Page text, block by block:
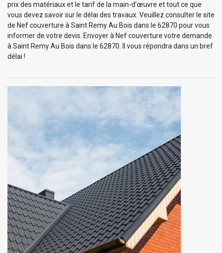
prix des matériaux et le tarif de la main-d’œuvre et tout ce que
vous devez savoir sur le délai des travaux. Veuillez consulter le site
de Nef couverture à Saint Remy Au Bois dans le 62870 pour vous
informer de votre devis. Envoyer à Nef couverture votre demande
à Saint Remy Au Bois dans le 62870. Il vous répondra dans un bref
délai !